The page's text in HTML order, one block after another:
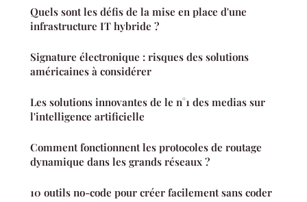
Quels sont les défis de la mise en place d'une
infrastructure IT hybride ?
Signature électronique : risques des solutions
américaines à considérer
Les solutions innovantes de le n°1 des medias sur
l'intelligence artificielle
Comment fonctionnent les protocoles de routage
dynamique dans les grands réseaux ?
10 outils no-code pour créer facilement sans coder